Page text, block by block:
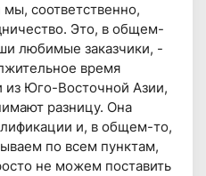
соответственно,
Это, в общем-
любимые заказчики, -
время
из Юго-Восточной Азии,
разницу. Она
и, в общем-то,
по всем пунктам,
не можем поставить